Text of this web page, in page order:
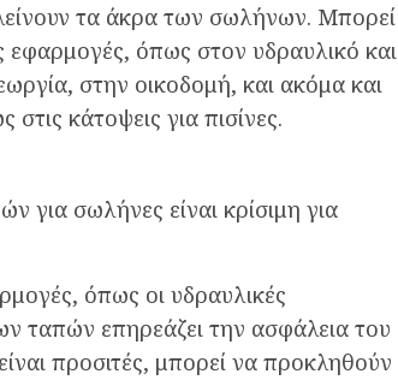
τα άκρα των σωλήνων. Μπορεί
εφαρμογές, όπως στον υδραυλικό και
στην οικοδομή, και ακόμα και
κάτοψεις για πισίνες.
για σωλήνες είναι κρίσιμη για
όπως οι υδραυλικές
ταπών επηρεάζει την ασφάλεια του
προσιτές, μπορεί να προκληθούν